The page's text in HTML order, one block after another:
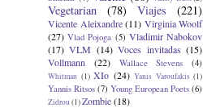
Vegetarian (78) Viajes (221)
Vicente Aleixandre (11) Virginia Woolf
(27) Vlad Pojoga (5) Vladimir Nabokov
(17) VLM (14) Voces invitadas (15)
Vollmann
(22) Wallace Stevens (4)
Whitman (1) XIo (24) Yanis Varoufakis (1)
Yannis Ritsos (7) Young European Poets (6)
Zidrou(1)Zombie(18)